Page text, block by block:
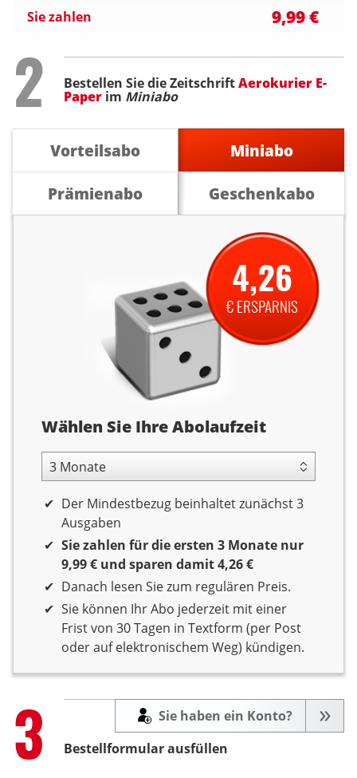
Sie zahlen 9,99 €
Step
2 Bestellen Sie die ZeitschriftAerokurier E-
Paper im Miniabo
Vorteilsabo
Miniabo
Prämienabo
Geschenkabo
Abolaufzeit
Wählen Sie Ihre Abolaufzeit
3 Monate Laufzeit
Der Mindestbezug beinhaltet zunächst 3
Ausgaben
Sie zahlen für die ersten 3 Monate nur
9,99 € und sparen damit 4,26 €
Danach lesen Sie zum regulären Preis.
Sie können Ihr Abo jederzeit mit einer
Frist von 30 Tagen in Textform (per Post
oder auf elektronischem Weg) kündigen.
4,26
€ ERSPARNIS
Step
3 Bestellformular ausfüllen
Sie haben ein Konto?